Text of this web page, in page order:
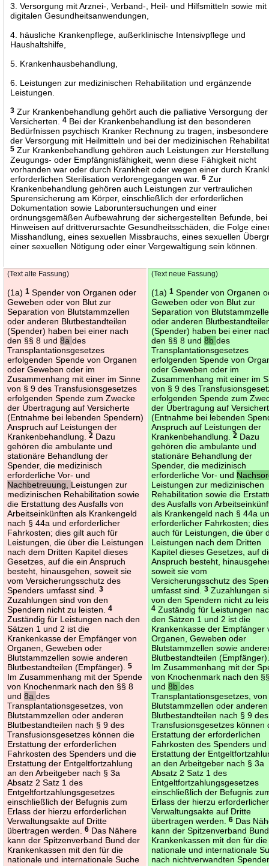
3. Versorgung mit Arznei-, Verband-, Heil- und Hilfsmitteln sowie mit
digitalen Gesundheitsanwendungen,
4. häusliche Krankenpflege, außerklinische Intensivpflege und
Haushaltshilfe,
5. Krankenhausbehandlung,
6. Leistungen zur medizinischen Rehabilitation und ergänzende
Leistungen.
3 Zur Krankenbehandlung gehört auch die palliative Versorgung der
Versicherten.4 Bei der Krankenbehandlung ist den besonderen
Bedürfnissen psychisch Kranker Rechnung zu tragen,
der Versorgung mit Heilmitteln und bei der medizinischen
5 Zur Krankenbehandlung gehören auch Leistungen zur
Zeugungs- oder Empfängnisfähigkeit, wenn diese Fähigkeit nicht
vorhanden war oder durch Krankheit oder wegen einer durch
erforderlichen Sterilisation verlorengegangen war.6 Zur
Krankenbehandlung gehören auch Leistungen zur vertraulichen
Spurensicherung am Körper, einschließlich der erforderlichen
Dokumentation sowie Laboruntersuchungen und einer
ordnungsgemäßen Aufbewahrung der sichergestellten Befunde, bei
Hinweisen auf drittverursachte Gesundheitsschäden, die Folge
Misshandlung, eines sexuellen Missbrauchs, eines sexuellen
einer sexuellen Nötigung oder einer Vergewaltigung sein können.
(Text alte Fassung)
(1a)1 Spender von Organen oder
Geweben oder von Blut zur
Separation von Blutstammzellen
oder anderen Blutbestandteilen
(Spender) haben bei einer nach
den §§ 8 und8ades
Transplantationsgesetzes
erfolgenden Spende von Organen
oder Geweben oder im
Zusammenhang mit einer im Sinne
von § 9 des Transfusionsgesetzes
erfolgenden Spende zum Zwecke
der Übertragung auf Versicherte
(Entnahme bei lebenden Spendern)
Anspruch auf Leistungen der
Krankenbehandlung.2 Dazu
gehören die ambulante und
stationäre Behandlung der
Spender, die medizinisch
erforderliche Vor- und
Nachbetreuung, Leistungen zur
medizinischen Rehabilitation sowie
die Erstattung des Ausfalls von
Arbeitseinkünften als Krankengeld
nach § 44a und erforderlicher
Fahrkosten; dies gilt auch für
Leistungen, die über die Leistungen
nach dem Dritten Kapitel dieses
Gesetzes, auf die ein Anspruch
besteht, hinausgehen, soweit sie
vom Versicherungsschutz des
Spenders umfasst sind.3
Zuzahlungen sind von den
Spendern nicht zu leisten.4
Zuständig für Leistungen nach den
Sätzen 1 und 2 ist die
Krankenkasse der Empfänger von
Organen, Geweben oder
Blutstammzellen sowie anderen
Blutbestandteilen (Empfänger).5
Im Zusammenhang mit der Spende
von Knochenmark nach den §§ 8
und8ades
Transplantationsgesetzes, von
Blutstammzellen oder anderen
Blutbestandteilen nach § 9 des
Transfusionsgesetzes können die
Erstattung der erforderlichen
Fahrkosten des Spenders und die
Erstattung der Entgeltfortzahlung
an den Arbeitgeber nach § 3a
Absatz 2 Satz 1 des
Entgeltfortzahlungsgesetzes
einschließlich der Befugnis zum
Erlass der hierzu erforderlichen
Verwaltungsakte auf Dritte
übertragen werden.6 Das Nähere
kann der Spitzenverband Bund der
Krankenkassen mit den für die
nationale und internationale Suche
(Text neue Fassung)
(1a)1 Spender von Organen
Geweben oder von Blut zur
Separation von
oder anderen
(Spender) haben bei einer
den §§ 8 und8bdes
Transplantationsgesetzes
erfolgenden Spende von
oder Geweben oder im
Zusammenhang mit einer im
von § 9 des
erfolgenden Spende zum
der Übertragung auf
(Entnahme bei lebenden
Anspruch auf Leistungen der
Krankenbehandlung.2 Dazu
gehören die ambulante und
stationäre Behandlung der
Spender, die medizinisch
erforderliche Vor- und
Leistungen zur medizinischen
Rehabilitation sowie die
des Ausfalls von
als Krankengeld nach § 44a
erforderlicher Fahrkosten;
auch für Leistungen, die über
Leistungen nach dem Dritten
Kapitel dieses Gesetzes, auf
Anspruch besteht,
soweit sie vom
Versicherungsschutz des
umfasst sind.3 Zuzahlungen
von den Spendern nicht zu
4 Zuständig für Leistungen
den Sätzen 1 und 2 ist die
Krankenkasse der Empfänger
Organen, Geweben oder
Blutstammzellen sowie
Blutbestandteilen
Im Zusammenhang mit der
von Knochenmark nach den
und8bdes
Transplantationsgesetzes, von
Blutstammzellen oder anderen
Blutbestandteilen nach § 9 des
Transfusionsgesetzes können
Erstattung der erforderlichen
Fahrkosten des Spenders und
Erstattung der
an den Arbeitgeber nach § 3a
Absatz 2 Satz 1 des
Entgeltfortzahlungsgesetzes
einschließlich der Befugnis
Erlass der hierzu
Verwaltungsakte auf Dritte
übertragen werden.6 Das
kann der Spitzenverband
Krankenkassen mit den für die
nationale und internationale
nach nichtverwandten